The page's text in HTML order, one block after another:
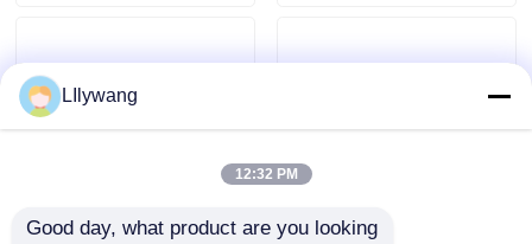
blog
tubulaire glasflesjes
LIlywang
12:32 PM
Good day, what product are you looking